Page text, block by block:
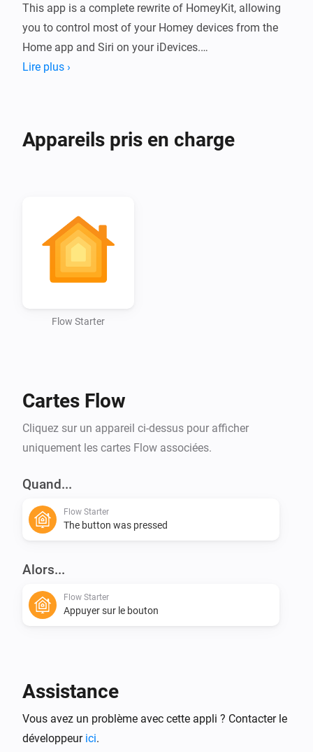
This app is a complete rewrite of HomeyKit, allowing
you to control most of your Homey devices from the
Home app and Siri on your iDevices.
Lire plus ›
Appareils pris en charge
Flow Starter
Cartes Flow
Cliquez sur un appareil ci-dessus pour afficher
uniquement les cartes Flow associées.
Quand...
Flow Starter
The button was pressed
Alors...
Flow Starter
Appuyer sur le bouton
Assistance
Vous avez un problème avec cette appli ? Contacter le
développeur ici.